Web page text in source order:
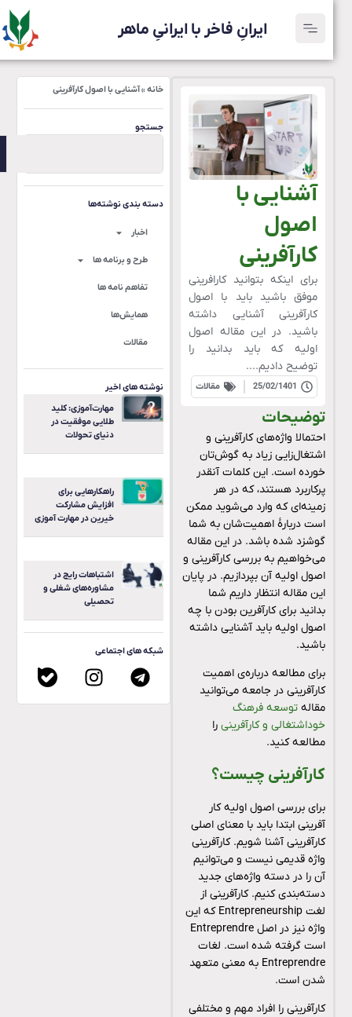
ایرانِ فاخر با ایرانیِ ماهر
آشنایی با
اصول
کارآفرینی
برای اینکه بتوانید کارافرینی
موفق باشید باید با اصول
کارآفرینی آشنایی داشته
باشید. در این مقاله اصول
اولیه که باید بدانید را
توضیح دادیم....
25/02/1401 مقالات
توضیحات
احتمالا واژه‌های کارآفرینی و
اشتغال‌زایی زیاد به گوش‌تان
خورده است. این کلمات آنقدر
پرکاربرد هستند، که در هر
زمینه‌ای که وارد می‌شوید ممکن
است دربارۀ اهمیت‌شان به شما
گوشزد شده باشد. در این مقاله
می‌خواهیم به بررسی کارآفرینی و
اصول اولیه آن بپردازیم. در پایان
این مقاله انتظار داریم شما
بدانید برای کارآفرین بودن با چه
اصول اولیه باید آشنایی داشته
باشید.
برای مطالعه درباره‌ی اهمیت
کارآفرینی در جامعه می‌توانید
مقالهتوسعه فرهنگ
خوداشتغالی و کارآفرینیرا
مطالعه کنید.
کارآفرینی چیست؟
برای بررسی اصول اولیه کار
آفرینی ابتدا باید با معنای اصلی
کارآفرینی آشنا شویم. کارآفرینی
واژه قدیمی نیست و می‌توانیم
آن را در دسته واژه‌های جدید
دسته‌بندی کنیم. کارآفرینی از
لغت Entrepreneurship که این
واژه نیز در اصل Entreprendre
است گرفته شده است. لغات
Entreprendre به معنی متعهد
شدن است.
کارآفرینی را افراد مهم و مختلفی
»آشنایی با اصول کارآفرینی
جستجو
دسته بندی نوشته‌ها
طرح و برنامه ها
تفاهم نامه ها
همایش‌ها
مقالات
نوشته های اخیر
مهارت‌آموزی: کلید
طلایی موفقیت در
دنیای تحولات
راهکارهایی برای
افزایش مشارکت
خیرین در مهارت آموزی
اشتباهات رایج در
مشاوره‌های شغلی و
تحصیلی
شبکه های اجتماعی